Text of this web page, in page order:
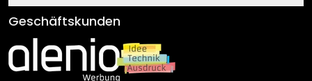
Klebe- und Montageanleitungen
Newsletter An-/Abmeldung
Sendungsverfolgung
AGB
Impressum
Versand & Zahlung
Geschäftskunden